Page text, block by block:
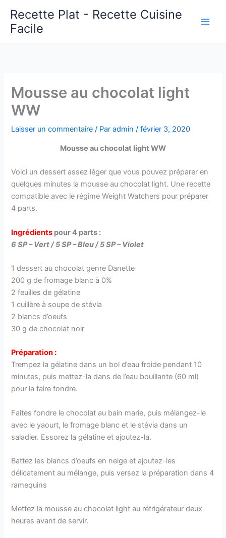
contenu
Recette Plat - Recette Cuisine
Facile
Mousse au chocolat light
WW
Laisser un commentaire / Paradmin/février 3, 2020
Mousse au chocolat light WW
Voici un dessert assez léger que vous pouvez préparer en
quelques minutes la mousse au chocolat light. Une recette
compatible avec le régime Weight Watchers pour préparer
4 parts.
Ingrédients pour 4 parts :
6 SP – Vert / 5 SP – Bleu / 5 SP – Violet
1 dessert au chocolat genre Danette
200 g de fromage blanc à 0%
2 feuilles de gélatine
1 cuillère à soupe de stévia
2 blancs d’oeufs
30 g de chocolat noir
Préparation :
Trempez la gélatine dans un bol d’eau froide pendant 10
minutes, puis mettez-la dans de l’eau bouillante (60 ml)
pour la faire fondre.
Faites fondre le chocolat au bain marie, puis mélangez-le
avec le yaourt, le fromage blanc et le stévia dans un
saladier. Essorez la gélatine et ajoutez-la.
Battez les blancs d’oeufs en neige et ajoutez-les
délicatement au mélange, puis versez la préparation dans 4
ramequins
Mettez la mousse au chocolat light au réfrigérateur deux
heures avant de servir.